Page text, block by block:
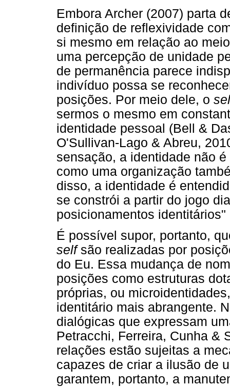
Embora Archer (2007) parta
definição de reflexividade
si mesmo em relação ao
uma percepção de unidade
de permanência parece
indivíduo possa se
posições. Por meio dele, o
sermos o mesmo em
identidade pessoal (Bell &
O'Sullivan-Lago & Abreu,
sensação, a identidade não
como uma organização
disso, a identidade é
se constrói a partir do jogo
posicionamentos
É possível supor, portanto,
selfsão realizadas por
do Eu. Essa mudança de
posições como estruturas
próprias, ou
identitário mais abrangente.
dialógicas que expressam
Petracchi, Ferreira, Cunha &
relações estão sujeitas a
capazes de criar a ilusão de
garantem, portanto, a